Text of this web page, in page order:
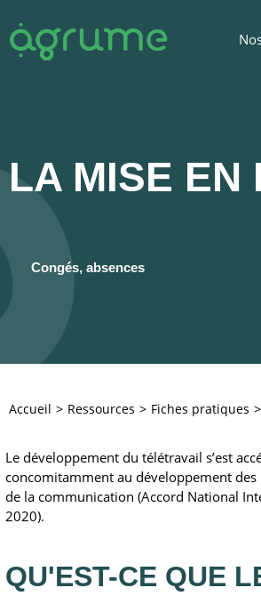
LA MISE EN
Congés, absences
Accueil Ressources Fiches pratiques
Le développement du télétravail s’est
concomitamment au développement
de la communication (Accord National
2020).
QU'EST-CE QUE